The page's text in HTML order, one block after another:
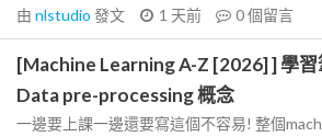
由 nlstudio 發文 1 天前 0個留言
[Machine Learning A-Z [2026] ] 學習
Data pre-processing 概念
一邊要上課一邊還要寫這個不容易! 整個